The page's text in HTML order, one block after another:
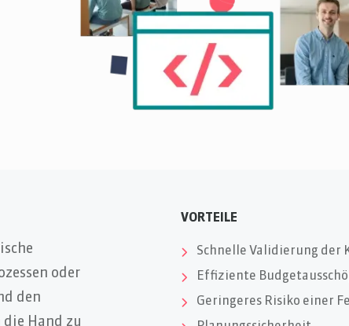
oder
den
Hand zu
VORTEILE
Schnelle Validierung der
Effiziente
Geringeres Risiko einer